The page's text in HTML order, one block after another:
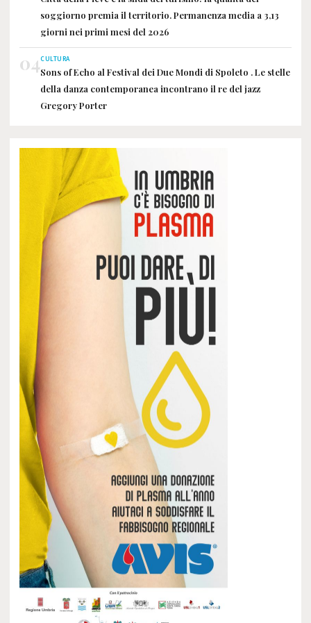
soggiorno premia il territorio. Permanenza media a 3,13
giorni nei primi mesi del 2026
04CULTURA
Sons of Echo al Festival dei Due Mondi di Spoleto . Le stelle
della danza contemporanea incontrano il re del jazz
Gregory Porter